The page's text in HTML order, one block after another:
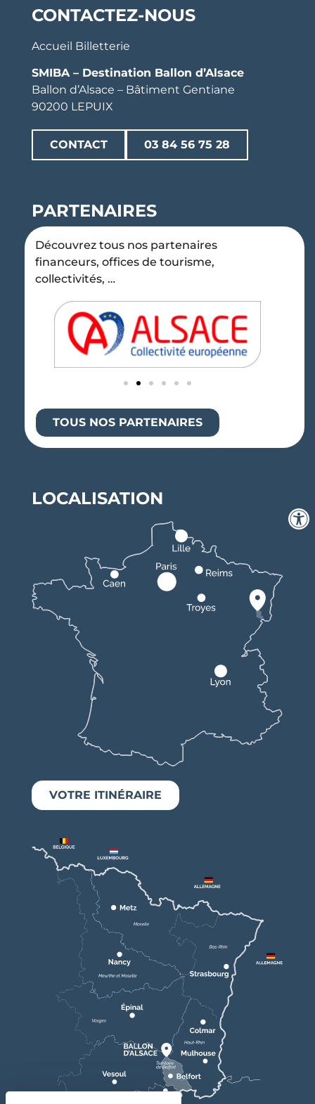
CONTACTEZ-NOUS
Accueil Billetterie
SMIBA – Destination Ballon d’Alsace
Ballon d’Alsace – Bâtiment Gentiane
90200 LEPUIX
CONTACT 03 84 56 75 28
PARTENAIRES
Découvrez tous nos partenaires
financeurs, offices de tourisme,
collectivités, …
TOUS NOS PARTENAIRES
LOCALISATION
VOTRE ITINÉRAIRE